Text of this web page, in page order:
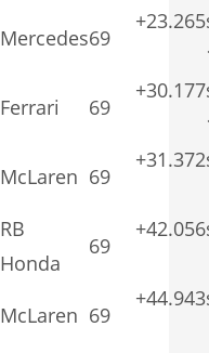
Mercedes69
Ferrari 69
McLaren 69
RB
Honda
69
McLaren 69